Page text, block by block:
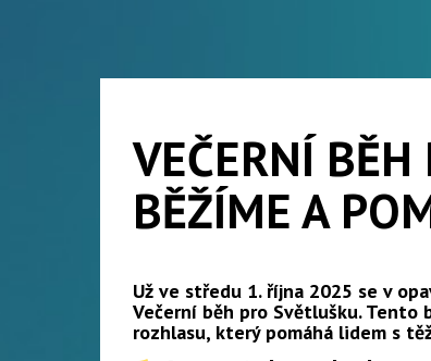
VEČERNÍ BĚH
BĚŽÍME A
Už ve středu 1. října 2025 se v
Večerní běh pro Světlušku. Tento
rozhlasu, který pomáhá lidem s